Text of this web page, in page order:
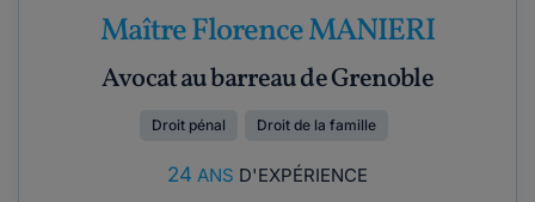
Maître Florence MANIERI
Avocat au barreau de Grenoble
Droit pénal Droit de la famille
24 ANS D'EXPÉRIENCE